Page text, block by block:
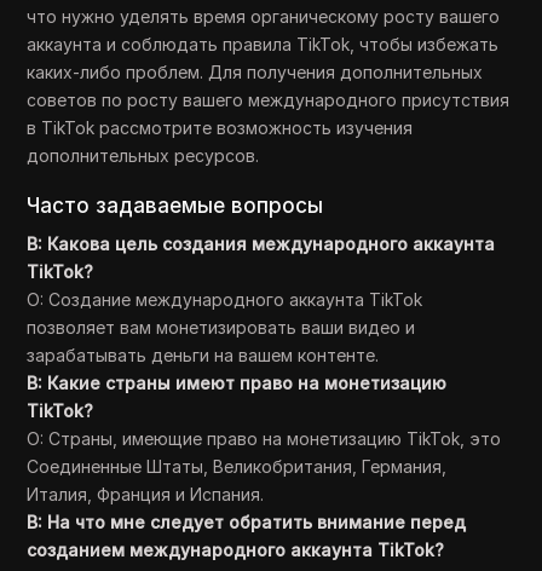
что нужно уделять время органическому росту вашего
аккаунта и соблюдать правила TikTok, чтобы избежать
каких-либо проблем. Для получения дополнительных
советов по росту вашего международного присутствия
в TikTok рассмотрите возможность изучения
дополнительных ресурсов.
Часто задаваемые вопросы
В: Какова цель создания международного аккаунта
TikTok?
О: Создание международного аккаунта TikTok
позволяет вам монетизировать ваши видео и
зарабатывать деньги на вашем контенте.
В: Какие страны имеют право на монетизацию
TikTok?
О: Страны, имеющие право на монетизацию TikTok, это
Соединенные Штаты, Великобритания, Германия,
Италия, Франция и Испания.
В: На что мне следует обратить внимание перед
созданием международного аккаунта TikTok?